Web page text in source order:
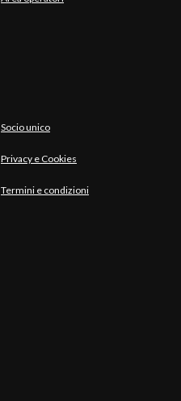
Socio unico
Privacy e Cookies
Termini e condizioni